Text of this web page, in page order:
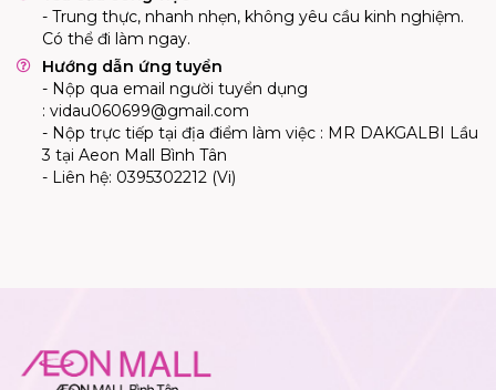
- Trung thực, nhanh nhẹn, không yêu cầu kinh nghiệm.
Có thể đi làm ngay.
Hướng dẫn ứng tuyển
- Nộp qua email người tuyển dụng
: vidau060699@gmail.com
- Nộp trực tiếp tại địa điểm làm việc : MR DAKGALBI Lầu
3 tại Aeon Mall Bình Tân
- Liên hệ: 0395302212 (Vi)